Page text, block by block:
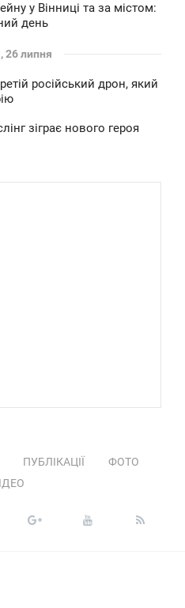
у Вінниці та за містом:
день
26 липня
російський дрон, який
зіграє нового героя
ПУБЛІКАЦІЇ
ФОТО